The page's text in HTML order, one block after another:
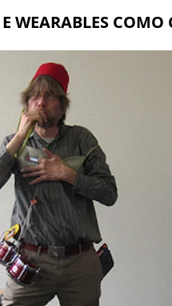
WEARABLES COMO